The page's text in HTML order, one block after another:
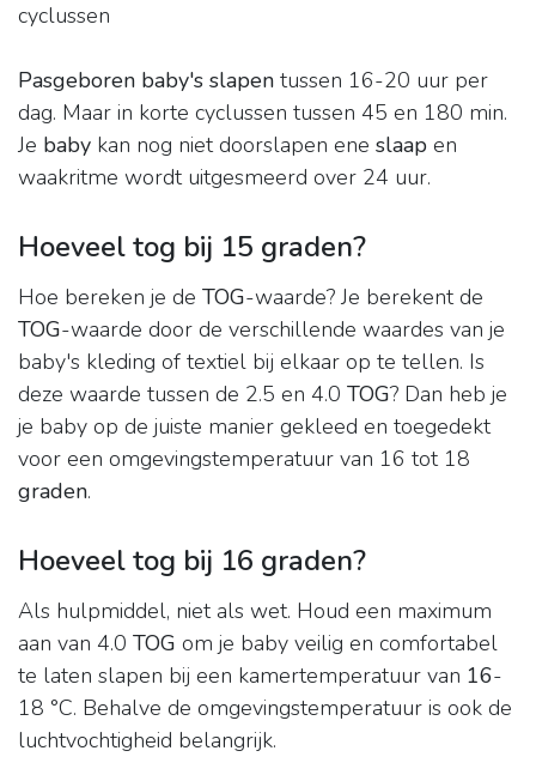
cyclussen
Pasgeboren baby's slapen tussen 16-20 uur per
dag. Maar in korte cyclussen tussen 45 en 180 min.
Je baby kan nog niet doorslapen ene slaap en
waakritme wordt uitgesmeerd over 24 uur.
Hoeveel tog bij 15 graden?
Hoe bereken je de TOG-waarde? Je berekent de
TOG-waarde door de verschillende waardes van je
baby's kleding of textiel bij elkaar op te tellen. Is
deze waarde tussen de 2.5 en 4.0 TOG? Dan heb je
je baby op de juiste manier gekleed en toegedekt
voor een omgevingstemperatuur van 16 tot 18
graden.
Hoeveel tog bij 16 graden?
Als hulpmiddel, niet als wet. Houd een maximum
aan van 4.0 TOG om je baby veilig en comfortabel
te laten slapen bij een kamertemperatuur van 16-
18 °C. Behalve de omgevingstemperatuur is ook de
luchtvochtigheid belangrijk.